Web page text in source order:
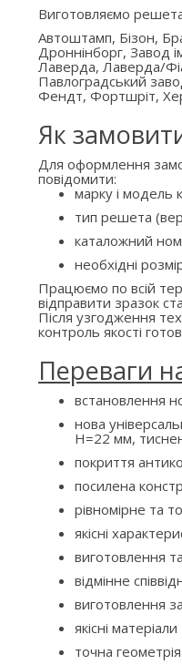
Виготовляємо
Автоштамп, Бізон,
Дроннінборг, Завод
Лаверда, Лаверда/
Павлоградський
Фендт, Фортшріт,
Як
Для оформлення
повідомити:
марку і модель
тип решета
каталожний
необхідні
Працюємо по всій
відправити зразок
Після узгодження
контроль якості
Переваги
встановлення
нова
H=22 мм,
покриття
посилена
рівномірне та
якісні
виготовлення
відмінне
виготовлення
якісні
точна